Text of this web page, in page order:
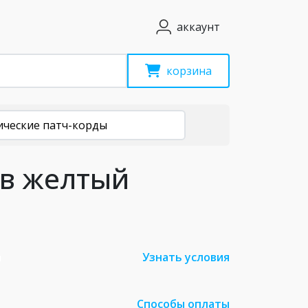
аккаунт
корзина
патч-корды
желтый
Узнать условия
Способы оплаты